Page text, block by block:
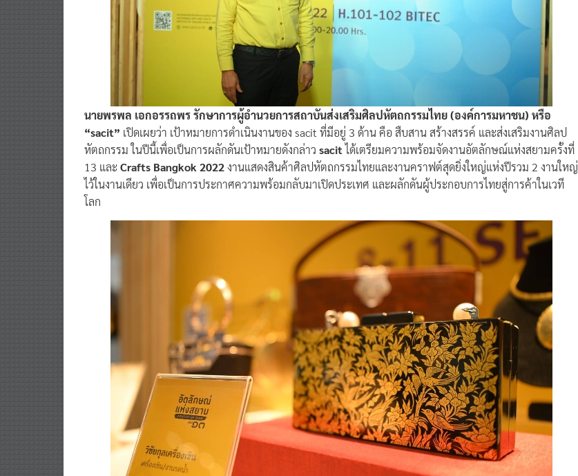
นายพรพล เอกอรรถพร รักษาการผู้อำนวยการสถาบันส่งเสริมศิลปหัตถกรรมไทย (องค์การมหาชน) หรือ
“sacit” เปิดเผยว่า เป้าหมายการดำเนินงานของ sacit ที่มีอยู่ 3 ด้าน คือ สืบสาน สร้างสรรค์ และส่งเสริมงานศิลป
หัตถกรรม ในปีนี้เพื่อเป็นการผลักดันเป้าหมายดังกล่าว sacitได้เตรียมความพร้อมจัดงานอัตลักษณ์แห่งสยามครั้งที่
13 และCrafts Bangkok 2022งานแสดงสินค้าศิลปหัตถกรรมไทยและงานคราฟต์สุดยิ่งใหญ่แห่งปีรวม 2 งานใหญ่
ไว้ในงานเดียว เพื่อเป็นการประกาศความพร้อมกลับมาเปิดประเทศ และผลักดันผู้ประกอบการไทยสู่การค้าในเวที
โลก